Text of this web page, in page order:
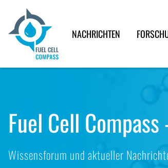
NACHRICHTEN
Fuel Cell
Wissensforum und aktueller